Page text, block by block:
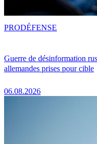
Guerre de désinformation
allemandes prises pour cible
06.08.2026
PRODÉFENSE